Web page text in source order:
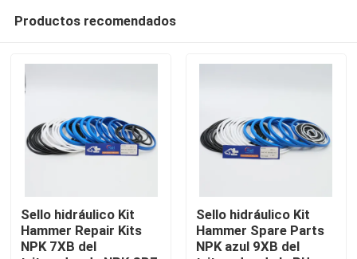
Hogar
Vídeos
Productos recomendados
Sello hidráulico Kit
Hammer Repair Kits
NPK 7XB del
Sello hidráulico Kit
Hammer Spare Parts
NPK azul 9XB del